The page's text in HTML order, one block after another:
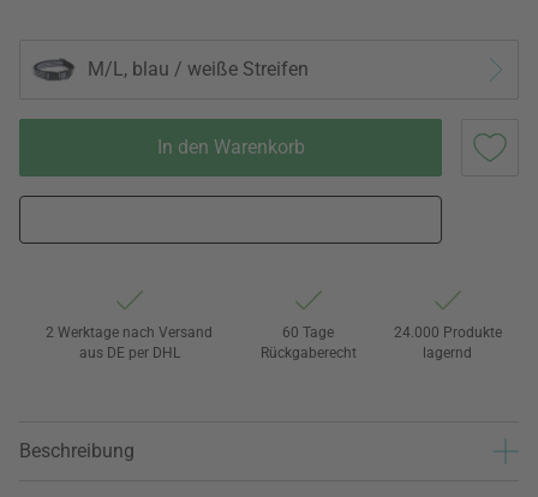
M/L, blau / weiße Streifen
In den Warenkorb
2 Werktage nach Versand
aus DE per DHL
60 Tage
Rückgaberecht
24.000 Produkte
lagernd
Beschreibung